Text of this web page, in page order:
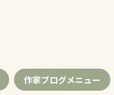
作家ブログメニュー